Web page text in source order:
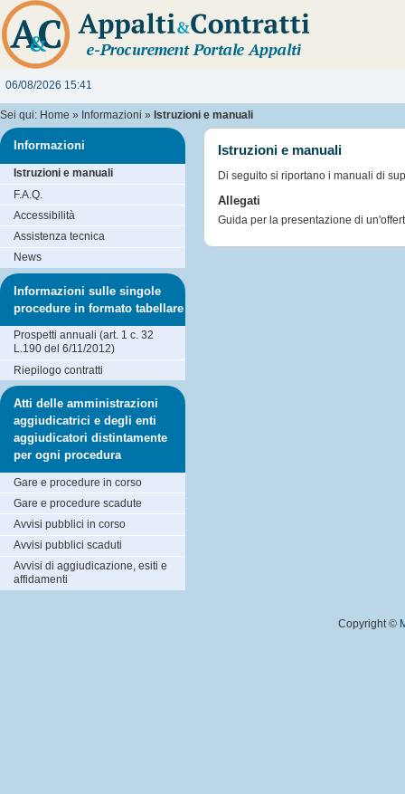
06/08/2026 15:41
Sei qui: Home » Informazioni » Istruzioni e manuali
Istruzioni e manuali
Di seguito si riportano i manuali di
Allegati
Guida per la presentazione di
Informazioni
Istruzioni e manuali
F.A.Q.
Accessibilità
Assistenza tecnica
News
Informazioni sulle singole
procedure in formato tabellare
Prospetti annuali (art. 1 c. 32
L.190 del 6/11/2012)
Riepilogo contratti
Atti delle amministrazioni
aggiudicatrici e degli enti
aggiudicatori distintamente
per ogni procedura
Gare e procedure in corso
Gare e procedure scadute
Avvisi pubblici in corso
Avvisi pubblici scaduti
Avvisi di aggiudicazione, esiti e
affidamenti
Copyright ©